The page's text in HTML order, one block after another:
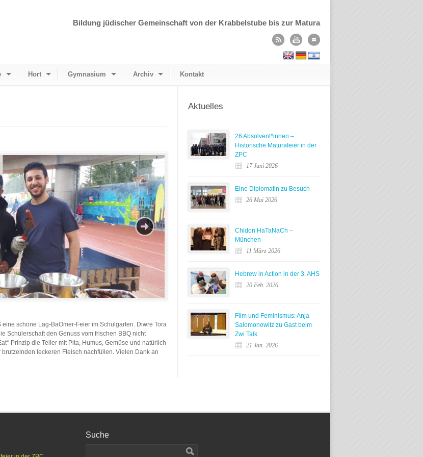
Bildung jüdischer Gemeinschaft von der Krabbelstube bis zur Matura
Hort Gymnasium Archiv Kontakt
schöne Lag-BaOmer-Feier im Schulgarten. Diwre Tora
Schülerschaft den Genuss vom frischen BBQ nicht
Prinzip die Teller mit Pita, Humus, Gemüse und natürlich
leckeren Fleisch nachfüllen. Vielen Dank an
Aktuelles
26 Absolvent*innen –
Historische Maturafeier in der
ZPC
17 Juni 2026
Eine Diplomatin zu Besuch
26 Mai 2026
Chidon HaTaNaCh –
München
11 März 2026
Hebrew in Action in der 3. AHS
20 Feb. 2026
Film und Feminismus: Anja
Salomonowitz zu Gast beim
Zwi Talk
21 Jan. 2026
Suche